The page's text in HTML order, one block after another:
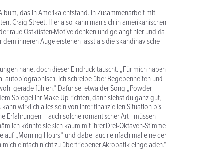
das in Amerika entstand. In Zusammenarbeit mit
Craig Street. Hier also kann man sich in amerikanischen
raue Ostküsten-Motive denken und gelangt hier und da
inneren Auge erstehen lässt als die skandinavische
nahe, doch dieser Eindruck täuscht. „Für mich haben
autobiographisch. Ich schreibe über Begebenheiten und
gerade fühlen.“ Dafür sei etwa der Song „Powder
Spiegel ihr Make Up richten, dann siehst du ganz gut,
wirklich alles sein von ihrer finanziellen Situation bis
Erfahrungen – auch solche romantischer Art - müssen
könnte sie sich kaum mit ihrer Drei-Oktaven-Stimme
„Morning Hours“ und dabei auch einfach mal eine der
einfach nicht zu übertriebener Akrobatik eingeladen.“